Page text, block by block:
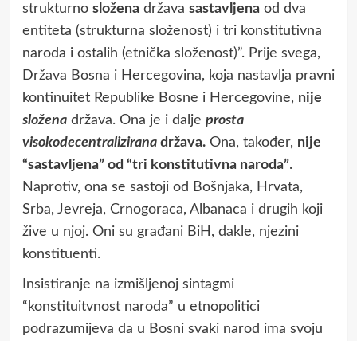
strukturno složenadržava sastavljenaod dva
entiteta (strukturna složenost) i tri konstitutivna
naroda i ostalih (etnička složenost)”. Prije svega,
Država Bosna i Hercegovina, koja nastavlja pravni
kontinuitet Republike Bosne i Hercegovine, nije
složenadržava. Ona je i dalje prosta
visokodecentraliziranadržava.Ona, također, nije
“sastavljena” od “tri konstitutivna naroda”.
Naprotiv, ona se sastoji od Bošnjaka, Hrvata,
Srba, Jevreja, Crnogoraca, Albanaca i drugih koji
žive u njoj. Oni su građani BiH, dakle, njezini
konstituenti.
Insistiranje na izmišljenoj sintagmi
“konstituitvnost naroda” u etnopolitici
podrazumijeva da u Bosni svaki narod ima svoju